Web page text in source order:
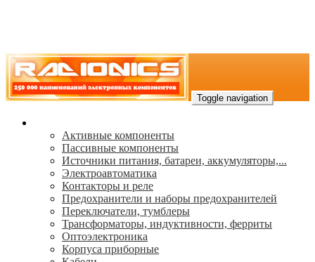
Toggle navigation
Активные компоненты
Пассивные компоненты
Источники питания, батареи, аккумуляторы,...
Электроавтоматика
Контакторы и реле
Предохранители и наборы предохранителей
Переключатели, тумблеры
Трансформаторы, индуктивности, ферриты
Oптоэлектроника
Корпуса приборные